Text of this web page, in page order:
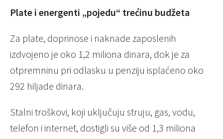
Plate i energenti „pojedu“ trećinu budžeta
Za plate, doprinose i naknade zaposlenih
izdvojeno je oko 1,2 miliona dinara, dok je za
otpremninu pri odlasku u penziju isplaćeno oko
292 hiljade dinara.
Stalni troškovi, koji uključuju struju, gas, vodu,
telefon i internet, dostigli su više od 1,3 miliona